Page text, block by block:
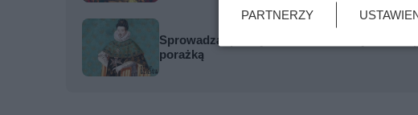
Sprowadzał prostytutki na Wawel, byle uciec
porażką
PARTNERZY